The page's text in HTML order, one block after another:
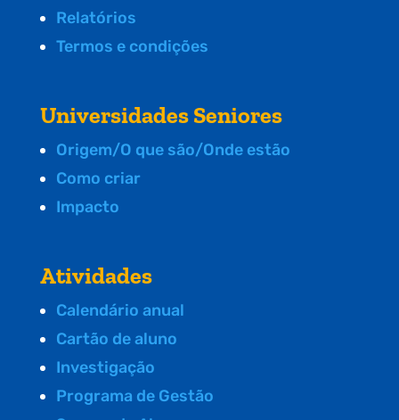
Relatórios
Termos e condições
Universidades Seniores
Origem/O que são/Onde estão
Como criar
Impacto
Atividades
Calendário anual
Cartão de aluno
Investigação
Programa de Gestão